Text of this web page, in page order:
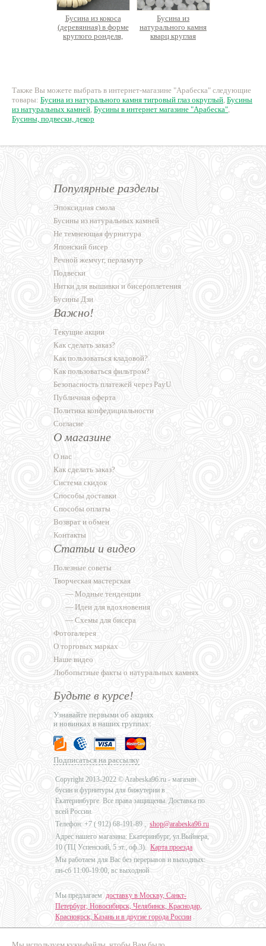
Бусина из кокоса
(деревянная) в форме
круглого ронделя,
Бусина из
натурального камня
кварц круглая
Также Вы можете выбрать в интернет-магазине "Арабеска" следующие
товары: Бусина из натурального камня тигровый глаз округлый, Бусины
из натуральных камней, Бусины в интернет магазине "Арабеска",
Бусины, подвески, декор
Популярные разделы
Эпоксидная смола
Бусины из натуральных камней
Не темнеющая фурнитура
Японский бисер
Речной жемчуг, перламутр
Подвески
Нитки для вышивки и бисероплетения
Бусины Дзи
Важно!
Текущие акции
Как сделать заказ?
Как пользоваться кладовой?
Как пользоваться фильтром?
Безопасность платежей через PayU
Публичная оферта
Политика конфедициальности
Согласие
О магазине
О нас
Как сделать заказ?
Система скидок
Способы доставки
Способы оплаты
Возврат и обмен
Контакты
Статьи и видео
Полезные советы
Творческая мастерская
— Модные тенденции
— Идеи для вдохновения
— Схемы для бисера
Фотогалерея
О торговых марках
Наше видео
Любопытные факты о натуральных камнях
Будьте в курсе!
Узнавайте первыми об акциях
и новинках в наших группах:
Подписаться на рассылку
Copyright 2013-2022 © Arabeska96.ru - магазин
бусин и фурнитуры для бижутерии в
Екатеринбурге. Все права защищены. Доставка по
всей России.
Телефон: +7 ( 912) 68-191-89 , shop@arabeska96.ru
Адрес нашего магазина: Екатеринбург, ул.Выйнера,
10 (ТЦ Успенский, 5 эт., оф.3). Карта проезда
Мы работаем для Вас без перерывов и выходных:
пн-сб 11:00-19:00, вс выходной
Мы предлагаем доставку в Москву, Санкт-
Петербург, Новосибирск, Челябинск, Краснодар,
Красноярск, Казань и в другие города России .